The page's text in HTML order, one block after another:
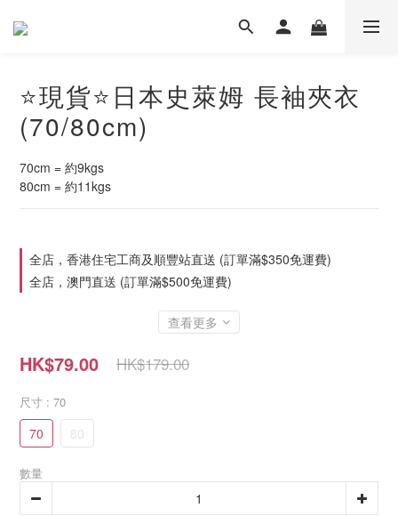
⭐現貨⭐日本史萊姆 長袖夾衣
(70/80cm)
70cm = 約9kgs
80cm = 約11kgs
全店，香港住宅工商及順豐站直送 (訂單滿$350免運費)
全店，澳門直送 (訂單滿$500免運費)
查看更多
HK$79.00 HK$179.00
尺寸 : 70
70 80
數量